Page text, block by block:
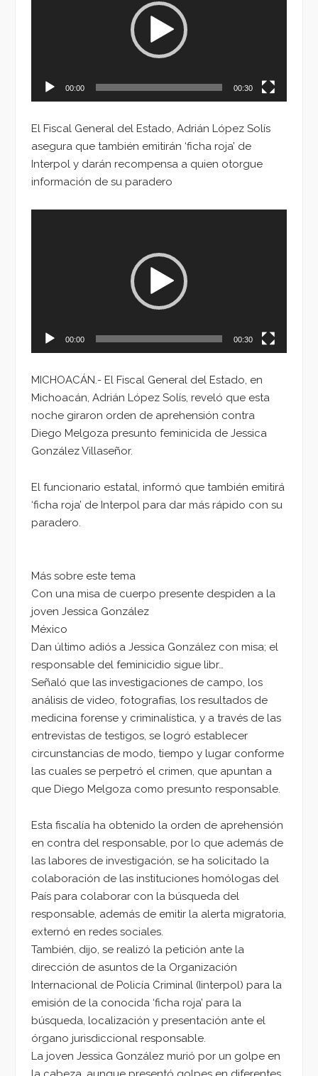
00:00 00:30
El Fiscal General del Estado, Adrián López Solís
asegura que también emitirán ‘ficha roja’ de
Interpol y darán recompensa a quien otorgue
información de su paradero
00:00 00:30
MICHOACÁN.- El Fiscal General del Estado, en
Michoacán, Adrián López Solís, reveló que esta
noche giraron orden de aprehensión contra
Diego Melgoza presunto feminicida de Jessica
González Villaseñor.
El funcionario estatal, informó que también emitirá
‘ficha roja’ de Interpol para dar más rápido con su
paradero.
Más sobre este tema
Con una misa de cuerpo presente despiden a la
joven Jessica González
México
Dan último adiós a Jessica González con misa; el
responsable del feminicidio sigue libr…
Señaló que las investigaciones de campo, los
análisis de video, fotografías, los resultados de
medicina forense y criminalística, y a través de las
entrevistas de testigos, se logró establecer
circunstancias de modo, tiempo y lugar conforme
las cuales se perpetró el crimen, que apuntan a
que Diego Melgoza como presunto responsable.
Esta fiscalía ha obtenido la orden de aprehensión
en contra del responsable, por lo que además de
las labores de investigación, se ha solicitado la
colaboración de las instituciones homólogas del
País para colaborar con la búsqueda del
responsable, además de emitir la alerta migratoria,
externó en redes sociales.
También, dijo, se realizó la petición ante la
dirección de asuntos de la Organización
Internacional de Policía Criminal (Iinterpol) para la
emisión de la conocida ‘ficha roja’ para la
búsqueda, localización y presentación ante el
órgano jurisdiccional responsable.
La joven Jessica González murió por un golpe en